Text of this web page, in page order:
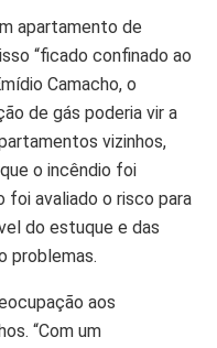
apartamento de
“ficado confinado ao
Camacho, o
de gás poderia vir a
vizinhos,
o incêndio foi
foi avaliado o risco para
do estuque e das
problemas.
aos
“Com um